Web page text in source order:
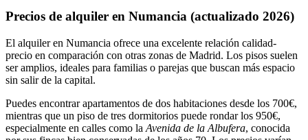
Precios de alquiler en Numancia (actualizado 2026)
El alquiler en Numancia ofrece una excelente relación calidad-
precio en comparación con otras zonas de Madrid. Los pisos suelen
ser amplios, ideales para familias o parejas que buscan más espacio
sin salir de la capital.
Puedes encontrar apartamentos de dos habitaciones desde los 700€,
mientras que un piso de tres dormitorios puede rondar los 950€,
especialmente en calles como la Avenida de la Albufera, conocida